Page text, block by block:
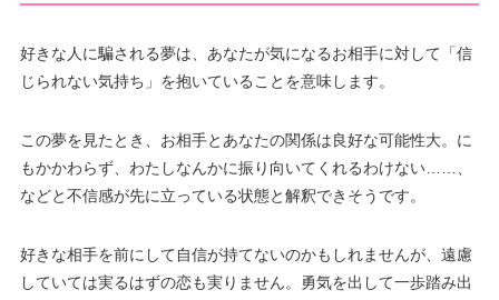
好きな人に騙される夢は、あなたが気になるお相手に対して「信
じられない気持ち」を抱いていることを意味します。
この夢を見たとき、お相手とあなたの関係は良好な可能性大。に
もかかわらず、わたしなんかに振り向いてくれるわけない……、
などと不信感が先に立っている状態と解釈できそうです。
好きな相手を前にして自信が持てないのかもしれませんが、遠慮
していては実るはずの恋も実りません。勇気を出して一歩踏み出